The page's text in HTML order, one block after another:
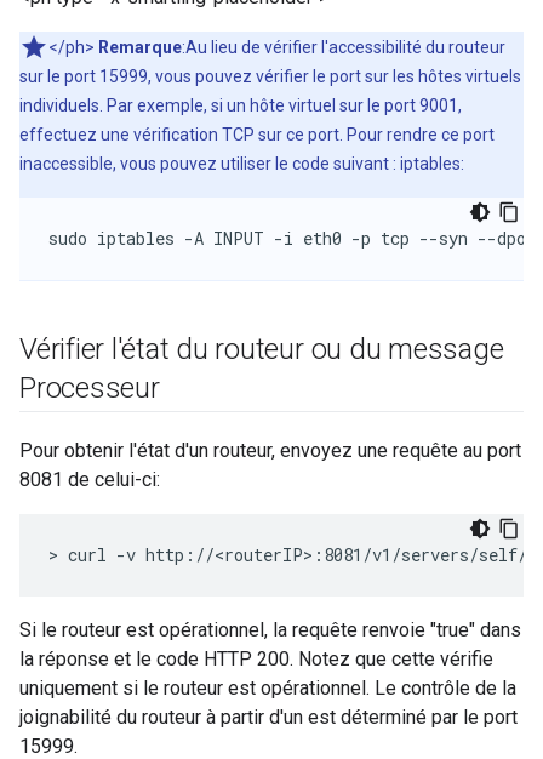
</ph> Remarque:Au lieu de vérifier l'accessibilité du routeur
sur le port 15999, vous pouvez vérifier le port sur les hôtes virtuels
individuels. Par exemple, si un hôte virtuel sur le port 9001,
effectuez une vérification TCP sur ce port. Pour rendre ce port
inaccessible, vous pouvez utiliser le code suivant : iptables:
sudo iptables -A INPUT -i eth0 -p tcp --syn --
Vérifier l'état du routeur ou du message
Processeur
Pour obtenir l'état d'un routeur, envoyez une requête au port
8081 de celui-ci:
> curl -v http://<routerIP>:8081/v1/servers/self/
Si le routeur est opérationnel, la requête renvoie "true" dans
la réponse et le code HTTP 200. Notez que cette vérifie
uniquement si le routeur est opérationnel. Le contrôle de la
joignabilité du routeur à partir d'un est déterminé par le port
15999.